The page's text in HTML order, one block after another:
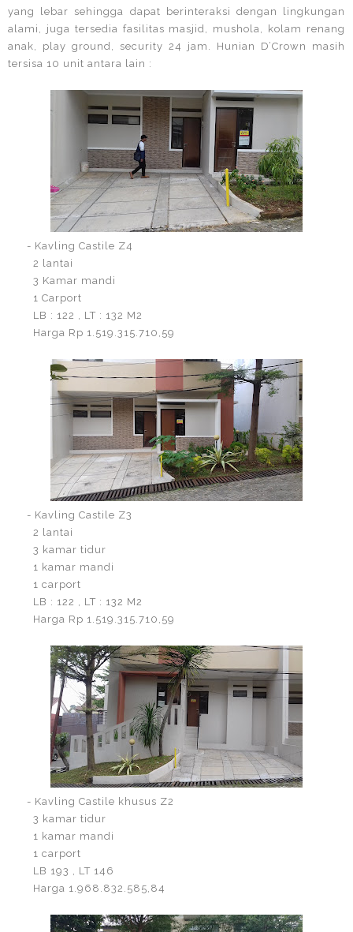
yang lebar sehingga dapat berinteraksi dengan lingkungan
alami, juga tersedia fasilitas masjid, mushola, kolam renang
anak, play ground, security 24 jam. Hunian D’Crown masih
tersisa 10 unit antara lain :
- Kavling Castile Z4
2 lantai
3 Kamar mandi
1 Carport
LB : 122 , LT : 132 M2
Harga Rp 1.519.315.710,59
- Kavling Castile Z3
2 lantai
3 kamar tidur
1 kamar mandi
1 carport
LB : 122 , LT : 132 M2
Harga Rp 1.519.315.710,59
- Kavling Castile khusus Z2
3 kamar tidur
1 kamar mandi
1 carport
LB 193 , LT 146
Harga 1.968.832.585,84